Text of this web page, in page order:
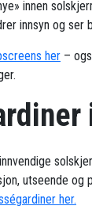
innen
innsyn og ser
her –
utseende og
her.